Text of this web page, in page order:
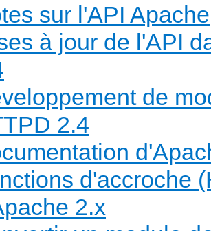
sur l'API Apache
à jour de l'API
de
2.4
d'accroche
2.x